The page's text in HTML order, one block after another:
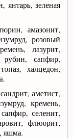
янтарь, зеленая
амазонит,
розовый
лазурит,
сапфир,
халцедон,
аметист,
кремень,
селенит,
флюорит,
яшма.